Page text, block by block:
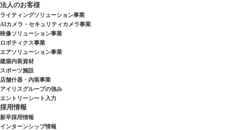
法人のお客様
ライティングソリューション事業
AIカメラ・セキュリティカメラ事業
映像ソリューション事業
ロボティクス事業
エアソリューション事業
建築内装資材
スポーツ施設
店舗什器・内装事業
アイリスグループの強み
エントリーシート入力
採用情報
新卒採用情報
インターンシップ情報